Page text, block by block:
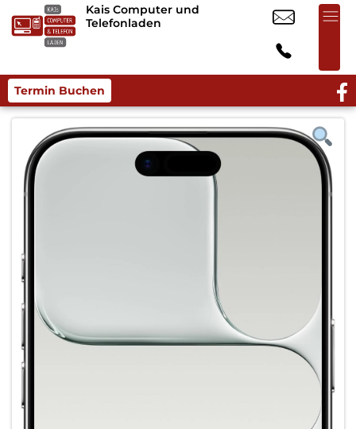
Kais Computer und
Telefonladen
Termin Buchen